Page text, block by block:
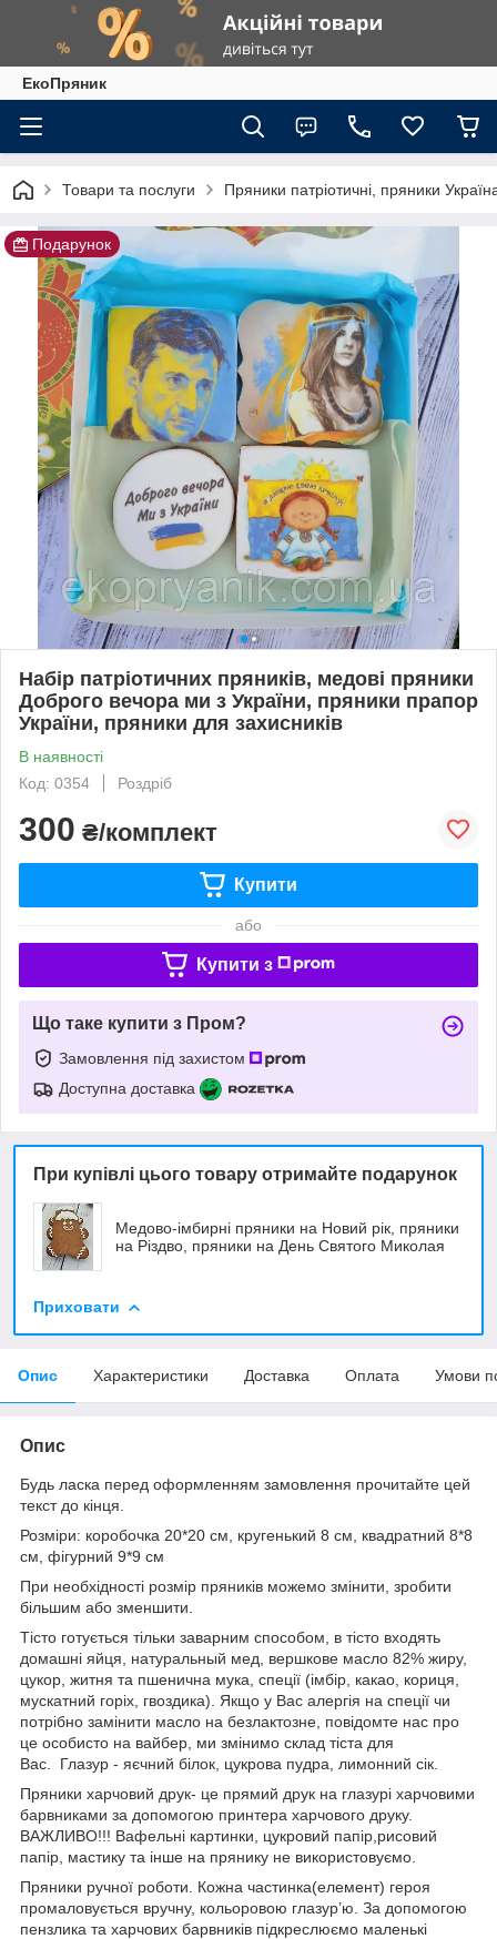
ЕкоПряник
Товари та послуги Пряники патріотичні, пряники
Подарунок
Набір патріотичних пряників, медові пряники
Доброго вечора ми з України, пряники прапор
України, пряники для захисників
В наявності
Код: 0354
Роздріб
300 ₴/комплект
Купити
або
Купити з
Що таке купити з Пром?
Замовлення під захистом
Доступна доставка
При купівлі цього товару отримайте подарунок
Медово-імбирні пряники на Новий рік, пряники
на Різдво, пряники на День Святого Миколая
Приховати
Опис Характеристики Доставка Оплата Умови
Опис
Будь ласка перед оформленням замовлення прочитайте цей
текст до кінця.
Розміри: коробочка 20*20 см, кругенький 8 см, квадратний 8*8
см, фігурний 9*9 см
При необхідності розмір пряників можемо змінити, зробити
більшим або зменшити.
Тісто готується тільки заварним способом, в тісто входять
домашні яйця, натуральный мед, вершкове масло 82% жиру,
цукор, житня та пшенична мука, спеції (імбір, какао, кориця,
мускатний горіх, гвоздика). Якщо у Вас алергія на спеції чи
потрібно замінити масло на безлактозне, повідомте нас про
це особисто на вайбер, ми змінимо склад тіста для
Вас. Глазур - яєчний білок, цукрова пудра, лимонний сік.
Пряники харчовий друк- це прямий друк на глазурі харчовими
барвниками за допомогою принтера харчового друку.
ВАЖЛИВО!!! Вафельні картинки, цукровий папір,рисовий
папір, мастику та інше на прянику не використовуємо.
Пряники ручної роботи. Кожна частинка(елемент) героя
промаловується вручну, кольоровою глазур’ю. За допомогою
пензлика та харчових барвників підкреслюємо маленькі